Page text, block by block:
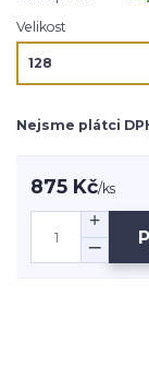
Velikost
Nejsme plátci
875 Kč/ks